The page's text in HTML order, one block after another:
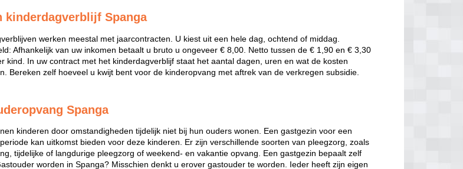
kinderdagverblijf Spanga
werken meestal met jaarcontracten. U kiest uit een hele dag, ochtend of middag.
Afhankelijk van uw inkomen betaalt u bruto u ongeveer € 8,00. Netto tussen de € 1,90 en € 3,30
kind. In uw contract met het kinderdagverblijf staat het aantal dagen, uren en wat de kosten
Bereken zelf hoeveel u kwijt bent voor de kinderopvang met aftrek van de verkregen subsidie.
Spanga
kinderen door omstandigheden tijdelijk niet bij hun ouders wonen. Een gastgezin voor een
kan uitkomst bieden voor deze kinderen. Er zijn verschillende soorten van pleegzorg, zoals
tijdelijke of langdurige pleegzorg of weekend- en vakantie opvang. Een gastgezin bepaalt zelf
worden in Spanga? Misschien denkt u erover gastouder te worden. Ieder heeft zijn eigen